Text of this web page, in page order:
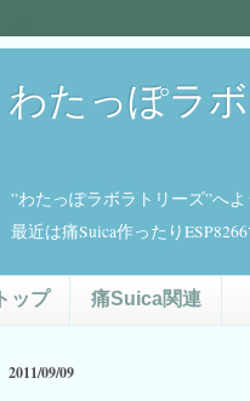
わたっぽラ
”わたっぽラボラトリーズ”へ
最近は痛Suica作ったり
トップ 痛Suica関連
2011/09/09